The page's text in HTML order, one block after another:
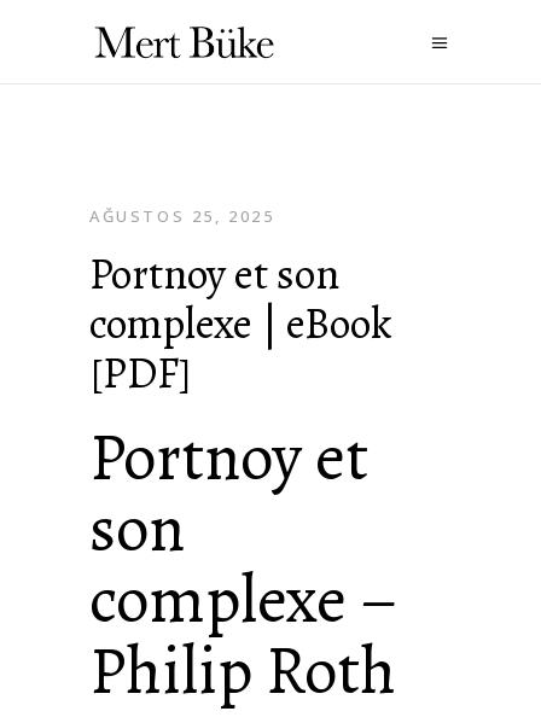
AĞUSTOS 25, 2025
Portnoy et son
complexe | eBook
[PDF]
Portnoy et
son
complexe –
Philip Roth